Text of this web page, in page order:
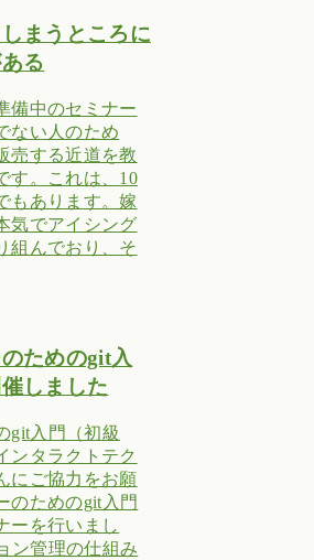
まうところに
る
備中のセミナー
ない人のため
売する近道を教
す。これは、10
もあります。嫁
気でアイシング
組んでおり、そ
ためのgit入
しました
git入門（初級
ンタラクトテク
にご協力をお願
のためのgit入門
ーを行いまし
ン管理の仕組み